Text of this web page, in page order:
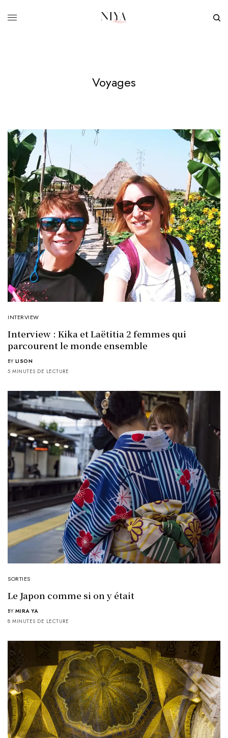
Voyages
INTERVIEW
Interview : Kika et Laëtitia 2 femmes qui
parcourent le monde ensemble
BY LISON
5 MINUTES DE LECTURE
SORTIES
Le Japon comme si on y était
BY MIRA YA
8 MINUTES DE LECTURE